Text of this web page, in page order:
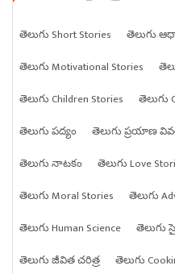
తెలుగు Short Stories తెలుగు
తెలుగు Motivational Stories
తెలుగు Children Stories
తెలుగు
తెలుగు పద్యం
తెలుగు ప్రయాణ
తెలుగు నాటకం
తెలుగు Love
తెలుగు Moral Stories
తెలుగు
తెలుగు Human Science
తెలుగు
తెలుగు జీవిత చరిత్ర
తెలుగు